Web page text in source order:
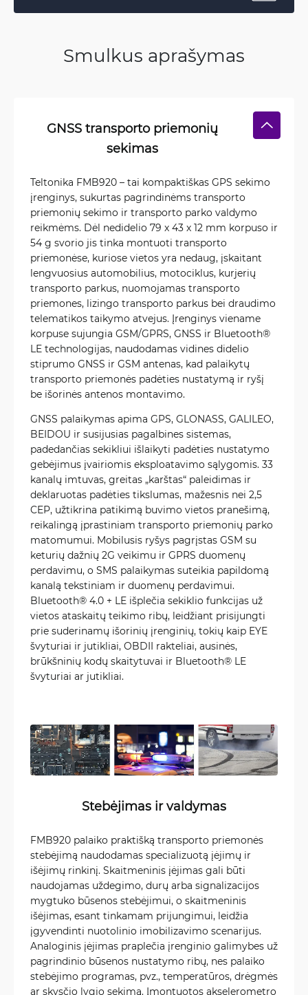
Smulkus aprašymas
GNSS transporto priemonių
sekimas
Teltonika FMB920 – tai kompaktiškas GPS sekimo
įrenginys, sukurtas pagrindinėms transporto
priemonių sekimo ir transporto parko valdymo
reikmėms. Dėl nedidelio 79 x 43 x 12 mm korpuso ir
54 g svorio jis tinka montuoti transporto
priemonėse, kuriose vietos yra nedaug, įskaitant
lengvuosius automobilius, motociklus, kurjerių
transporto parkus, nuomojamas transporto
priemones, lizingo transporto parkus bei draudimo
telematikos taikymo atvejus. Įrenginys viename
korpuse sujungia GSM/GPRS, GNSS ir Bluetooth®
LE technologijas, naudodamas vidines didelio
stiprumo GNSS ir GSM antenas, kad palaikytų
transporto priemonės padėties nustatymą ir ryšį
be išorinės antenos montavimo.
GNSS palaikymas apima GPS, GLONASS, GALILEO,
BEIDOU ir susijusias pagalbines sistemas,
padedančias sekikliui išlaikyti padėties nustatymo
gebėjimus įvairiomis eksploatavimo sąlygomis. 33
kanalų imtuvas, greitas „karštas“ paleidimas ir
deklaruotas padėties tikslumas, mažesnis nei 2,5
CEP, užtikrina patikimą buvimo vietos pranešimą,
reikalingą įprastiniam transporto priemonių parko
matomumui. Mobilusis ryšys pagrįstas GSM su
keturių dažnių 2G veikimu ir GPRS duomenų
perdavimu, o SMS palaikymas suteikia papildomą
kanalą tekstiniam ir duomenų perdavimui.
Bluetooth® 4.0 + LE išplečia sekiklio funkcijas už
vietos ataskaitų teikimo ribų, leidžiant prisijungti
prie suderinamų išorinių įrenginių, tokių kaip EYE
švyturiai ir jutikliai, OBDII rakteliai, ausinės,
brūkšninių kodų skaitytuvai ir Bluetooth® LE
švyturiai ar jutikliai.
Stebėjimas ir valdymas
FMB920 palaiko praktišką transporto priemonės
stebėjimą naudodamas specializuotą įėjimų ir
išėjimų rinkinį. Skaitmeninis įėjimas gali būti
naudojamas uždegimo, durų arba signalizacijos
mygtuko būsenos stebėjimui, o skaitmeninis
išėjimas, esant tinkamam prijungimui, leidžia
įgyvendinti nuotolinio imobilizavimo scenarijus.
Analoginis įėjimas praplečia įrenginio galimybes už
pagrindinio būsenos nustatymo ribų, nes palaiko
stebėjimo programas, pvz., temperatūros, drėgmės
ar skysčio lygio sekimą. Įmontuotos akselerometro